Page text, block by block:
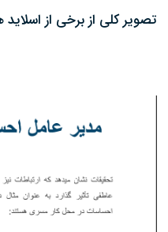
تصویر کلی از برخی از